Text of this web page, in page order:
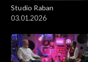
Studio Raban
03.01.2026